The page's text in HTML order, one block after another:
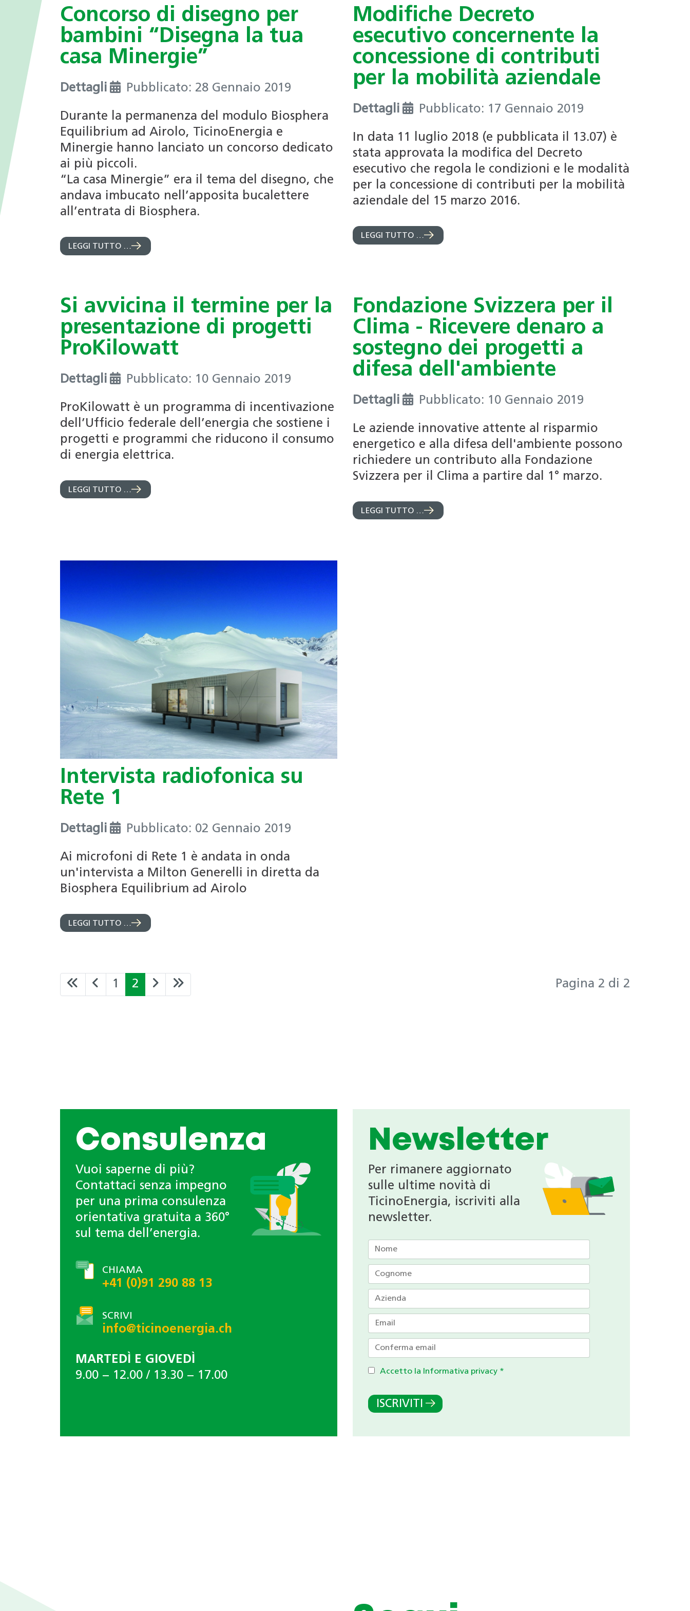
I valori
Opportunità di impiego
Progetti di ricerca
Certificazioni per edifici
Formazione continua per i
professionisti
Formazione per le scuole
Bacheca annunci di lavoro
CHIAMA
+41 (0)91 290 88 10
SCRIVI
segretariato@ticinoenergia.ch
DOCUMENTO
Formulario di adesione
RUEn: principali aspetti per
edifici nuovi ed esistenti
DOCUMENTO
RUEn: i principali aspetti legati
alle esigenze per gli edifici
nuovi
DOCUMENTO
alla sostituzione di un
generatore di calore in
abitazioni
Associazione
professionale
svizzera delle
pompe di calore
(APP)
PdC-modulo di
nei Comuni
Deduzioni fiscali in ambito
energetico
riconosciuti (4R)
Giochi tematici
Supporto per l'elaborazione
di regolamenti e ordinanze
Documentazione utile
Concorso di disegno per
bambini “Disegna la tua
casa Minergie”
Dettagli Pubblicato: 28 Gennaio 2019
Durante la permanenza del modulo Biosphera
Equilibrium ad Airolo, TicinoEnergia e
Minergie hanno lanciato un concorso dedicato
ai più piccoli.
“La casa Minergie” era il tema del disegno, che
andava imbucato nell’apposita bucalettere
all’entrata di Biosphera.
LEGGI TUTTO …
Modifiche Decreto
esecutivo concernente la
concessione di contributi
per la mobilità aziendale
Dettagli Pubblicato: 17 Gennaio 2019
In data 11 luglio 2018 (e pubblicata il 13.07) è
stata approvata la modifica del Decreto
esecutivo che regola le condizioni e le modalità
per la concessione di contributi per la mobilità
aziendale del 15 marzo 2016.
LEGGI TUTTO …
Si avvicina il termine per la
presentazione di progetti
ProKilowatt
Dettagli Pubblicato: 10 Gennaio 2019
ProKilowatt è un programma di incentivazione
dell’Ufficio federale dell’energia che sostiene i
progetti e programmi che riducono il consumo
di energia elettrica.
LEGGI TUTTO …
Fondazione Svizzera per il
Clima - Ricevere denaro a
sostegno dei progetti a
difesa dell'ambiente
Dettagli Pubblicato: 10 Gennaio 2019
Le aziende innovative attente al risparmio
energetico e alla difesa dell'ambiente possono
richiedere un contributo alla Fondazione
Svizzera per il Clima a partire dal 1° marzo.
LEGGI TUTTO …
Intervista radiofonica su
Rete 1
Dettagli Pubblicato: 02 Gennaio 2019
Ai microfoni di Rete 1 è andata in onda
un'intervista a Milton Generelli in diretta da
Biosphera Equilibrium ad Airolo
LEGGI TUTTO …
1 2 Pagina 2 di 2
Consulenza
Vuoi saperne di più?
Contattaci senza impegno
per una prima consulenza
orientativa gratuita a 360°
sul tema dell’energia.
CHIAMA
+41 (0)91 290 88 13
SCRIVI
info@ticinoenergia.ch
MARTEDÌ E GIOVEDÌ
9.00 − 12.00 / 13.30 − 17.00
Newsletter
Per rimanere aggiornato
sulle ultime novità di
TicinoEnergia, iscriviti alla
newsletter.
Accetto la Informativa privacy *
ISCRIVITI